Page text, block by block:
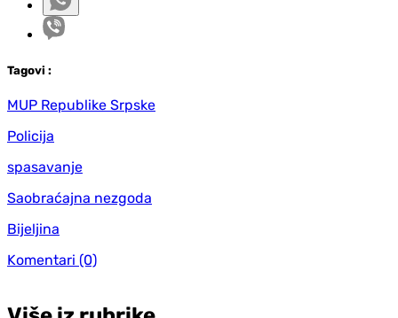
Tagovi :
MUP Republike Srpske
Policija
spasavanje
Saobraćajna nezgoda
Bijeljina
Komentari (0)